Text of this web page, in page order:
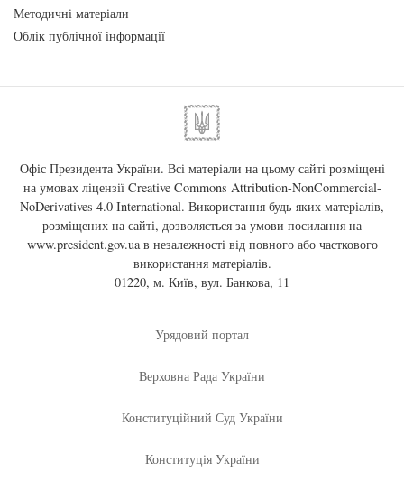
Методичні матеріали
Облік публічної інформації
Офіс Президента України. Всі матеріали на цьому сайті розміщені
на умовах ліцензії Creative Commons Attribution-NonCommercial-
NoDerivatives 4.0 International. Використання будь-яких матеріалів,
розміщених на сайті, дозволяється за умови посилання на
www.president.gov.uaв незалежності від повного або часткового
використання матеріалів.
01220, м. Київ, вул. Банкова, 11
Урядовий портал
Верховна Рада України
Конституційний Суд України
Конституція України